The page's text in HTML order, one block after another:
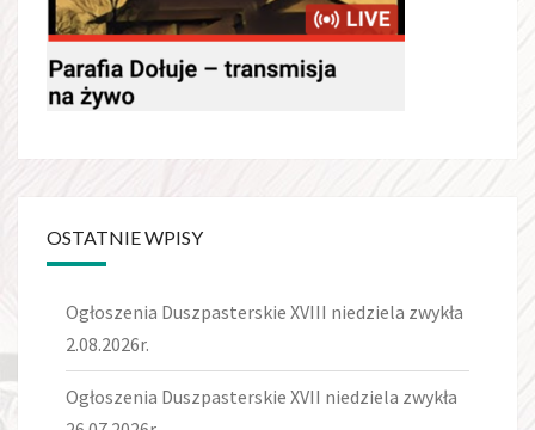
OSTATNIE WPISY
Ogłoszenia Duszpasterskie XVIII niedziela zwykła
2.08.2026r.
Ogłoszenia Duszpasterskie XVII niedziela zwykła